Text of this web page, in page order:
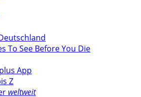
To See Before You Die
App
Z
weltweit